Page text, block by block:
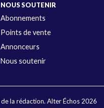
NOUS SOUTENIR
Abonnements
Points de vente
Annonceurs
Nous soutenir
la rédaction. Alter Échos 2026